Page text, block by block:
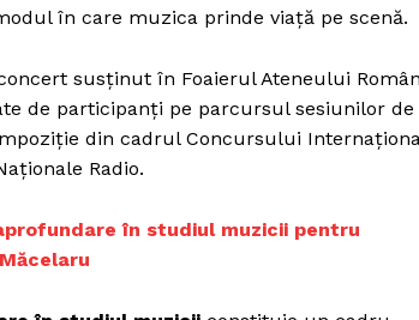
în care muzica prinde viață pe scenă.
susținut în Foaierul Ateneului
de participanți pe parcursul sesiunilor de
din cadrul Concursului
Radio.
în studiul muzicii pentru